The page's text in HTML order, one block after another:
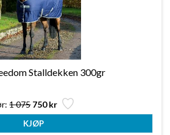
Stalldekken 300gr
1 075 750 kr